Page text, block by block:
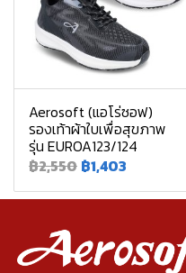
Aerosoft (แอโร่ซอฟ)
รองเท้าผ้าใบเพื่อสุขภาพ
รุ่น EUROA123/124
฿2,550 ฿1,403